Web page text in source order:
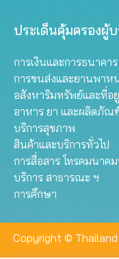
ประเด็นคุ้มครองผู้
การเงินและการธนาคาร
การขนส่งและยานพาห
อสังหาริมทรัพย์และที่อ
อาหาร ยา และผลิตภัณ
บริการสุขภาพ
สินค้าและบริการทั่วไป
การสื่อสาร โทรคมนาค
บริการ สาธารณะ ฯ
การศึกษา
Copyright © Thailand